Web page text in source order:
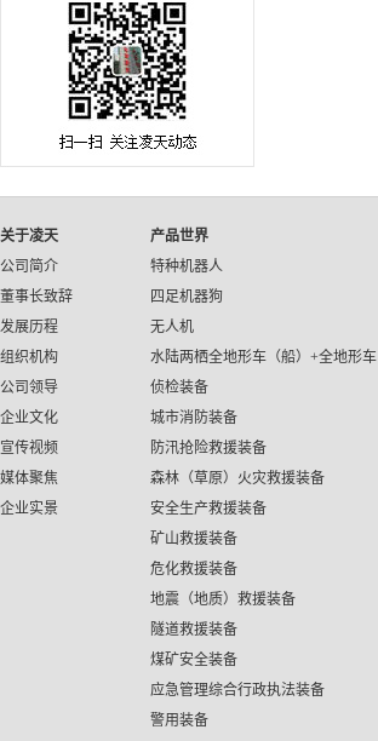
关于凌天
公司简介
董事长致辞
发展历程
组织机构
公司领导
企业文化
宣传视频
媒体聚焦
企业实景
产品世界
特种机器人
四足机器狗
无人机
水陆两栖全地形车（船）+全地形车
侦检装备
城市消防装备
防汛抢险救援装备
森林（草原）火灾救援装备
安全生产救援装备
矿山救援装备
危化救援装备
地震（地质）救援装备
隧道救援装备
煤矿安全装备
应急管理综合行政执法装备
警用装备